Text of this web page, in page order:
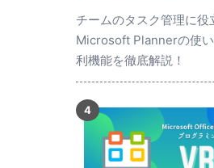
チームのタスク管理に役
Microsoft Plannerの使
利機能を徹底解説！